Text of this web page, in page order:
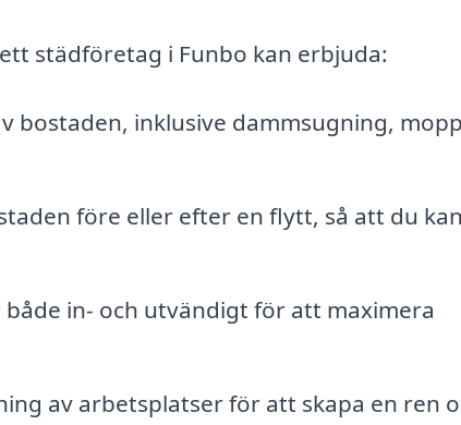
städföretag i Funbo kan erbjuda:
bostaden, inklusive dammsugning,
före eller efter en flytt, så att du kan
in- och utvändigt för att maximera
av arbetsplatser för att skapa en ren